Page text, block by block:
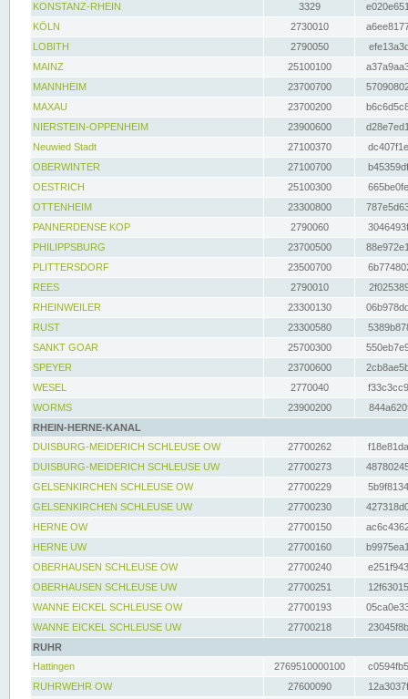
KONSTANZ-RHEIN
3329
KÖLN
2730010
LOBITH
2790050
MAINZ
25100100
MANNHEIM
23700700
MAXAU
23700200
NIERSTEIN-OPPENHEIM
23900600
Neuwied Stadt
27100370
OBERWINTER
27100700
OESTRICH
25100300
OTTENHEIM
23300800
PANNERDENSE KOP
2790060
PHILIPPSBURG
23700500
PLITTERSDORF
23500700
REES
2790010
RHEINWEILER
23300130
RUST
23300580
SANKT GOAR
25700300
SPEYER
23700600
WESEL
2770040
WORMS
23900200
RHEIN-HERNE-KANAL
DUISBURG-MEIDERICH SCHLEUSE OW
27700262
DUISBURG-MEIDERICH SCHLEUSE UW
27700273
GELSENKIRCHEN SCHLEUSE OW
27700229
GELSENKIRCHEN SCHLEUSE UW
27700230
HERNE OW
27700150
HERNE UW
27700160
OBERHAUSEN SCHLEUSE OW
27700240
OBERHAUSEN SCHLEUSE UW
27700251
WANNE EICKEL SCHLEUSE OW
27700193
WANNE EICKEL SCHLEUSE UW
27700218
RUHR
Hattingen
2769510000100
RUHRWEHR OW
27600090